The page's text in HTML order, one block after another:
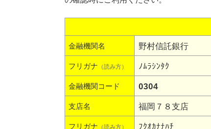
金融機関名 野村信託銀行
フリガナ （読み方） ﾉﾑﾗｼﾝﾀｸ
金融機関コード 0304
支店名 福岡７８支店
フリガナ （読み方） ﾌｸｵｶﾅﾅﾊﾁ